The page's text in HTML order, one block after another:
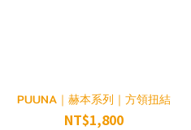
PUUNA｜赫本系列｜方領扭結
NT$1,800